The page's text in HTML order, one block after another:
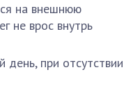
на внешнюю
не врос внутрь
день, при отсутствии